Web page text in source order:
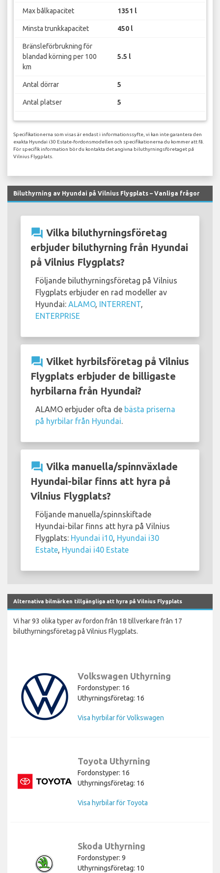
Max bålkapacitet 1351 l
Minsta trunkkapacitet 450 l
Bränsleförbrukning för
blandad körning per 100
km
5.5 l
Antal dörrar 5
Antal platser 5
Specifikationerna som visas är endast i informationssyfte, vi kan inte garantera den
exakta Hyundai i30 Estate-fordonsmodellen och specifikationerna du kommer att få.
För specifik information bör du kontakta det angivna biluthyrningsföretaget på
Vilnius Flygplats.
Biluthyrning av Hyundai på Vilnius Flygplats – Vanliga frågor
question_answer Vilka biluthyrningsföretag
erbjuder biluthyrning från Hyundai
på Vilnius Flygplats?
Följande biluthyrningsföretag på Vilnius
Flygplats erbjuder en rad modeller av
Hyundai: ALAMO, INTERRENT
ENTERPRISE
question_answer Vilket hyrbilsföretag på Vilnius
Flygplats erbjuder de billigaste
hyrbilarna från Hyundai?
ALAMO erbjuder ofta de bästa priserna
på hyrbilar från Hyundai
question_answer Vilka manuella/spinnväxlade
Hyundai-bilar finns att hyra på
Vilnius Flygplats?
Följande manuella/spinnskiftade
Hyundai-bilar finns att hyra på Vilnius
Flygplats: Hyundai i10 Hyundai i30
Estate Hyundai i40 Estate
Alternativa bilmärken tillgängliga att hyra på Vilnius Flygplats
Vi har 93 olika typer av fordon från 18 tillverkare från 17
biluthyrningsföretag på Vilnius Flygplats.
Volkswagen Uthyrning
Fordonstyper: 16
Uthyrningsföretag: 16
Visa hyrbilar för Volkswagen
Toyota Uthyrning
Fordonstyper: 16
Uthyrningsföretag: 16
Visa hyrbilar för Toyota
Skoda Uthyrning
Fordonstyper: 9
Uthyrningsföretag: 10